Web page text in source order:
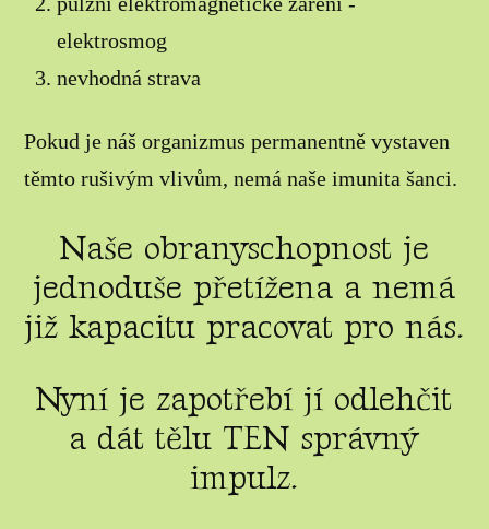
elektrosmog
nevhodná strava
Pokud je náš organizmus permanentně vystaven
těmto rušivým vlivům, nemá naše imunita šanci.
Naše obranyschopnost je
jednoduše přetížena a nemá
již kapacitu pracovat pro nás.
Nyní je zapotřebí jí odlehčit
a dát tělu TEN správný
impulz.